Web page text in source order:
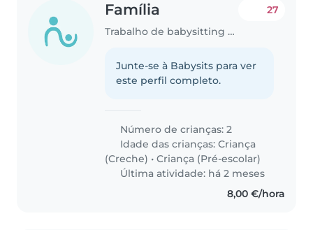
Família
Trabalho de babysitting em Lisboa
27
Junte-se à Babysits para ver
este perfil completo.
Número de crianças: 2
Idade das crianças:Criança
(Creche) •Criança (Pré-escolar)
Última atividade: há 2 meses
8,00 €/hora